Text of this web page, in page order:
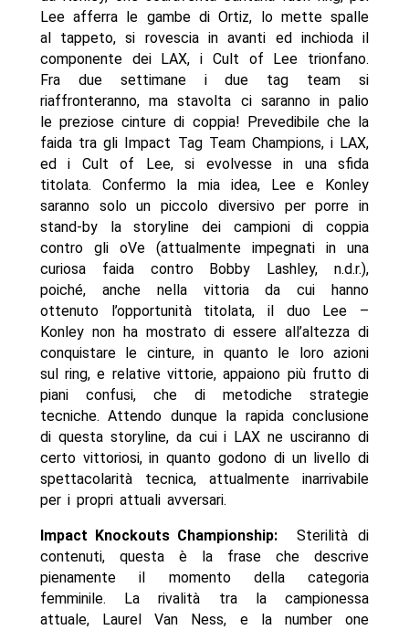
Lee afferra le gambe di Ortiz, lo mette spalle
al tappeto, si rovescia in avanti ed inchioda il
componente dei LAX, i Cult of Lee trionfano.
Fra due settimane i due tag team si
riaffronteranno, ma stavolta ci saranno in palio
le preziose cinture di coppia! Prevedibile che la
faida tra gli Impact Tag Team Champions, i LAX,
ed i Cult of Lee, si evolvesse in una sfida
titolata. Confermo la mia idea, Lee e Konley
saranno solo un piccolo diversivo per porre in
stand-by la storyline dei campioni di coppia
contro gli oVe (attualmente impegnati in una
curiosa faida contro Bobby Lashley, n.d.r.),
poiché, anche nella vittoria da cui hanno
ottenuto l’opportunità titolata, il duo Lee –
Konley non ha mostrato di essere all’altezza di
conquistare le cinture, in quanto le loro azioni
sul ring, e relative vittorie, appaiono più frutto di
piani confusi, che di metodiche strategie
tecniche. Attendo dunque la rapida conclusione
di questa storyline, da cui i LAX ne usciranno di
certo vittoriosi, in quanto godono di un livello di
spettacolarità tecnica, attualmente inarrivabile
per i propri attuali avversari.
Impact Knockouts Championship:Sterilità di
contenuti, questa è la frase che descrive
pienamente il momento della categoria
femminile. La rivalità tra la campionessa
attuale, Laurel Van Ness, e la number one